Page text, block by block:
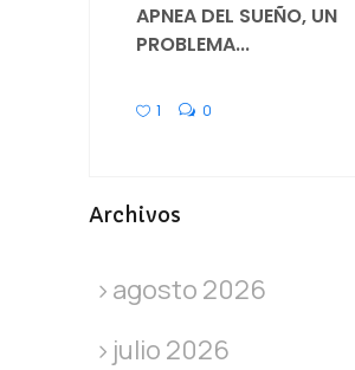
APNEA DEL SUEÑO, UN
PROBLEMA...
1 0
Archivos
agosto 2026
julio 2026